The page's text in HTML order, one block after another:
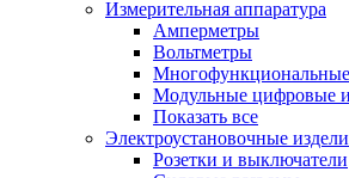
Измерительная аппаратура
Амперметры
Вольтметры
Модульные цифровые
Показать все
Электроустановочные
Розетки и выключатели